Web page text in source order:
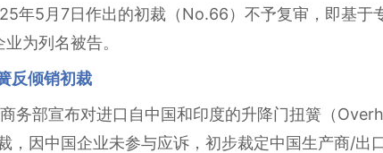
年5月7日作出的初裁（No.66）不予复审，即基于
为列名被告。
反倾销初裁
务部宣布对进口自中国和印度的升降门扭簧（
，因中国企业未参与应诉，初步裁定中国生产商/出